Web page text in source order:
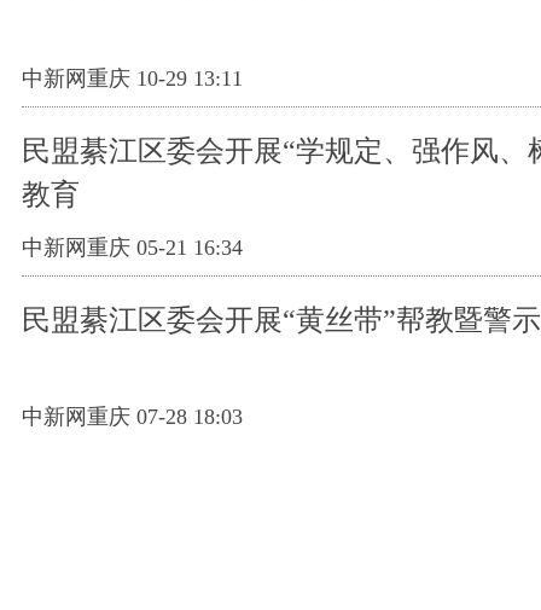
中新网重庆 10-29 13:11
民盟綦江区委会开展“学规定、强作风、
教育
中新网重庆 05-21 16:34
民盟綦江区委会开展“黄丝带”帮教暨警
中新网重庆 07-28 18:03